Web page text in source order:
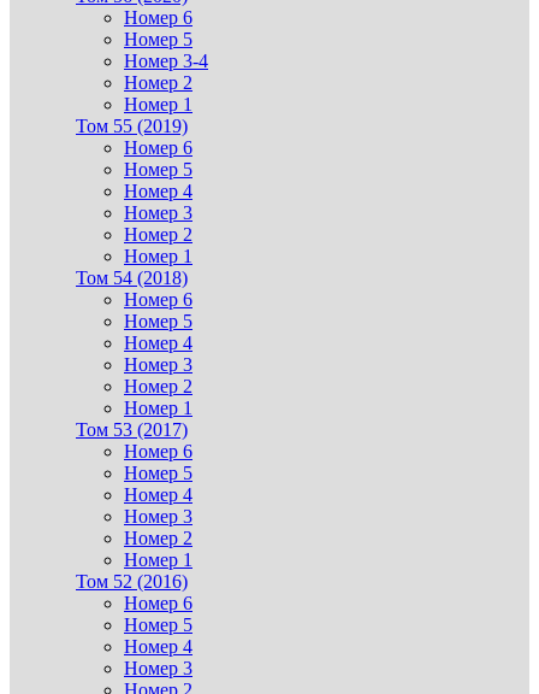
Номер 6
Номер 5
Номер 3-4
Номер 2
Номер 1
Том 55 (2019)
Номер 6
Номер 5
Номер 4
Номер 3
Номер 2
Номер 1
Том 54 (2018)
Номер 6
Номер 5
Номер 4
Номер 3
Номер 2
Номер 1
Том 53 (2017)
Номер 6
Номер 5
Номер 4
Номер 3
Номер 2
Номер 1
Том 52 (2016)
Номер 6
Номер 5
Номер 4
Номер 3
Номер 2